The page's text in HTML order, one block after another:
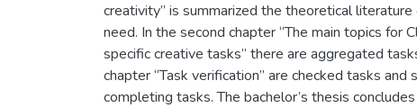
creativity” is summarized the theoretical
need. In the second chapter “The main topics for
specific creative tasks” there are aggregated
chapter “Task verification” are checked tasks and
completing tasks. The bachelor’s thesis